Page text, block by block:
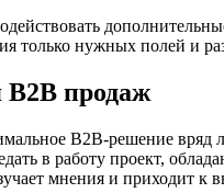
только нужных полей и
B2B продаж
B2B-решение
в работу проект,
мнения и приходит к